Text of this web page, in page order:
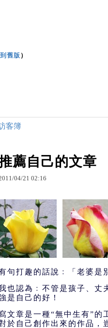
到舊版 ）
客簿
薦自己的文章
/04/21 02:16
句打趣的話說﹕「老婆是
也認為﹕不管是孩子、丈
是自己的好！
文章是一種“無中生有”的
於自己創作出來的作品，